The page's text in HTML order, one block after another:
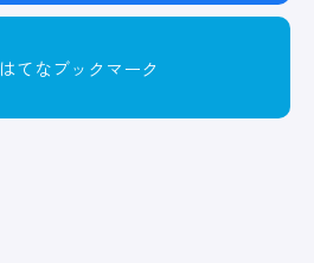
はてなブックマーク